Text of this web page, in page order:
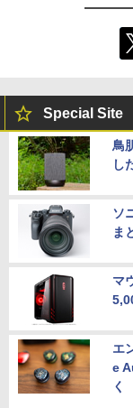
Special Site
鳥
し
ソ
ま
マ
エ
e
く